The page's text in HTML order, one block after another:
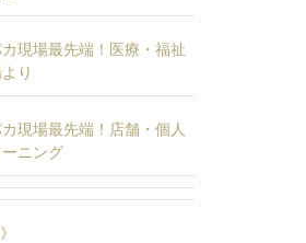
現場最先端！医療・福祉
り
現場最先端！店舗・個人
ニング